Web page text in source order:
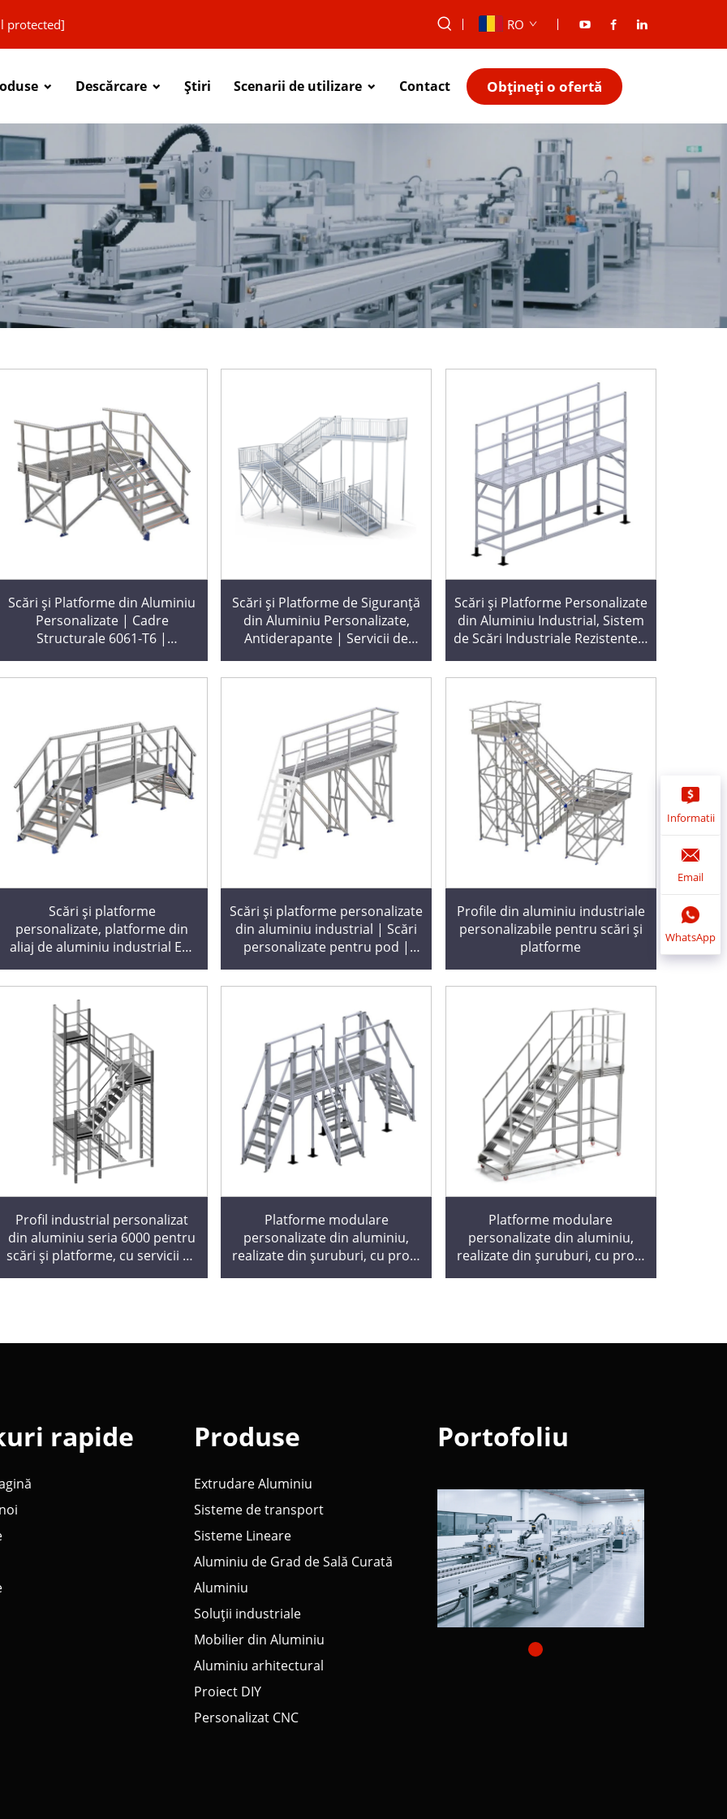
protected] RO
Descărcare Știri Scenarii de utilizare Contact Obțineți o ofertă
Scări și Platforme din Aluminiu
Personalizate | Cadre
Structurale 6061-T6 |
Livrare Rapidă
Scări și Platforme de Siguranță
din Aluminiu Personalizate,
Antiderapante | Servicii de
Sudare | Livrare Rapidă în 10
Scări și Platforme Personalizate
din Aluminiu Industrial, Sistem
de Scări Industriale Rezistente |
Diamant | Certificat ANSI
Scări și platforme
personalizate, platforme din
aliaj de aluminiu industrial EN,
aluminiu pentru urcat
Scări și platforme personalizate
din aluminiu industrial | Scări
personalizate pentru pod |
Profile din aluminiu industriale
personalizabile pentru scări și
platforme
Profil industrial personalizat
din aluminiu seria 6000 pentru
scări și platforme, cu servicii de
Platforme modulare
personalizate din aluminiu,
realizate din șuruburi, cu profil
Platforme modulare
personalizate din aluminiu,
realizate din șuruburi, cu profil
Informatii
Email
WhatsApp
rapide Produse
Extrudare Aluminiu
Sisteme de transport
Sisteme Lineare
Aluminiu de Grad de Sală Curată
Aluminiu
Soluții industriale
Mobilier din Aluminiu
Aluminiu arhitectural
Proiect DIY
Personalizat CNC
Portofoliu